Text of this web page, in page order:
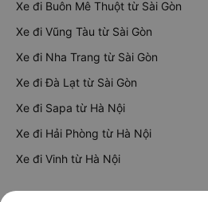
Xe đi Buôn Mê Thuột từ Sài Gòn
Xe đi Vũng Tàu từ Sài Gòn
Xe đi Nha Trang từ Sài Gòn
Xe đi Đà Lạt từ Sài Gòn
Xe đi Sapa từ Hà Nội
Xe đi Hải Phòng từ Hà Nội
Xe đi Vinh từ Hà Nội